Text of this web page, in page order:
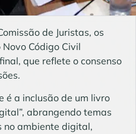
de Juristas, os
Código Civil
que reflete o consenso
é a inclusão de um livro
abrangendo temas
no ambiente digital,